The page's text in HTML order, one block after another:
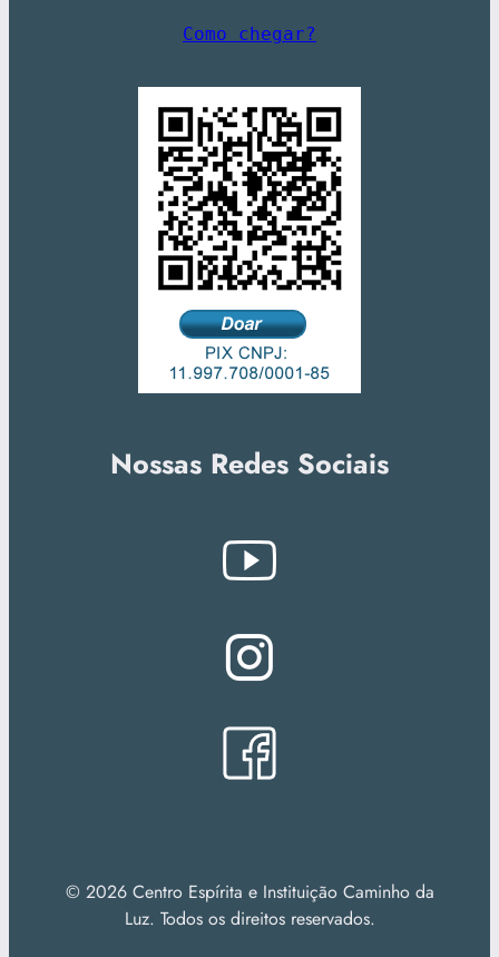
Como chegar?
Nossas Redes Sociais
© 2026 Centro Espírita e Instituição Caminho da
Luz. Todos os direitos reservados.